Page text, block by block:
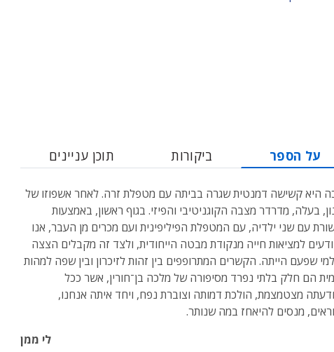
על הספר ביקורות תוכן עניינים
היא קשישה דמנטית שגרה בביתה עם מטפלת זרה. לאחר אשפוזו של
בעלה, מִדרדר מצבה הקוגניטיבי והפיזי. בגוף ראשון, באמצעות
עם שני ילדיה, עם המטפלת הפיליפינית ועם מכרים מן העבר, אנו
למציאות חייה מנקודת מבטה הייחודית, ולצד זה מקבלים הצצה
שפעם הייתה. הקשרים המתרופפים בין זהות לזיכרון ובין שפה למהות
הם חלק בלתי נפרד מסיפורה של מלכה בן־חורין, אשר ככל
מצטמצמת, הולכת דמותה וצוברת נפח, ויחד איתה אנחנו,
מנסים להיאחז במה שנותר.
לי ממן